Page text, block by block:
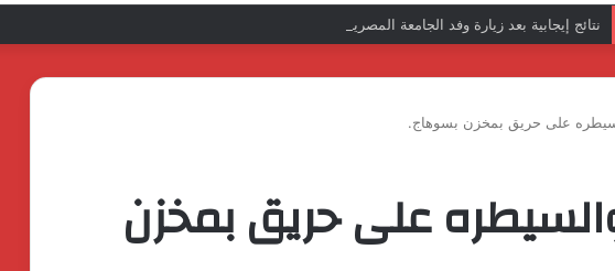
نتائج إيجابية بعد زيارة وفد الجامعة المصرية النتائج إيجابية بعد زيارة وفد الجامعة المصرية الروسية
على حريق بمخزن بسوهاج.
على حريق بمخزن